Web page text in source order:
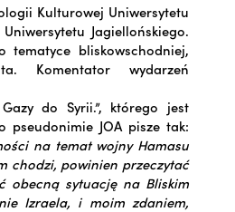
Kulturowej Uniwersytetu
Jagiellońskiego.
bliskowschodniej,
Komentator wydarzeń
do Syrii.”, którego jest
pseudonimie JOA pisze tak:
na temat wojny Hamasu
chodzi, powinien przeczytać
obecną sytuację na Bliskim
Izraela, i moim zdaniem,